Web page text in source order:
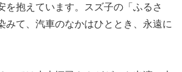
を抱えています。スズ子の「ふるさ
みて、汽車のなかはひととき、永遠に